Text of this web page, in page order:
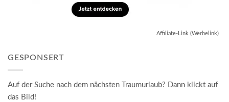
Affiliate-Link (Werbelink)
GESPONSERT
Auf der Suche nach dem nächsten Traumurlaub? Dann klickt auf
das Bild!